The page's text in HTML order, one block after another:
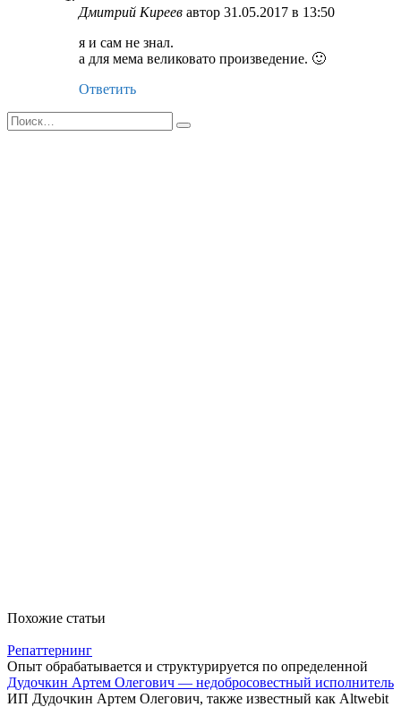
Дмитрий Киреев автор 31.05.2017 в 13:50
я и сам не знал.
а для мема великовато произведение. 🙂
Ответить
Search
for:
Похожие статьи
Репаттернинг
Опыт обрабатывается и структурируется по определенной
Дудочкин Артем Олегович — недобросовестный исполнитель
ИП Дудочкин Артем Олегович, также известный как Altwebit